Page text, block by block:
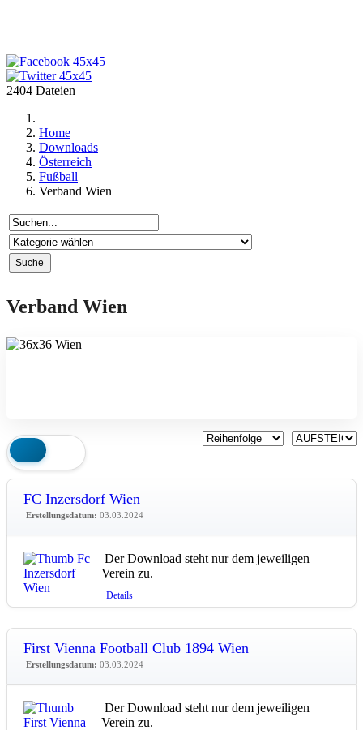
2404 Dateien
Home
Downloads
Österreich
Fußball
Verband Wien
Verband Wien
FC Inzersdorf Wien
Erstellungsdatum: 03.03.2024
Der Download steht nur dem jeweiligen
Verein zu.
Details
First Vienna Football Club 1894 Wien
Erstellungsdatum: 03.03.2024
Der Download steht nur dem jeweiligen
Verein zu.